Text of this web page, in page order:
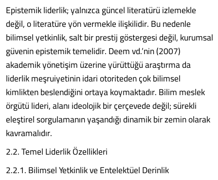
Epistemik liderlik; yalnızca güncel literatürü izlemekle
değil, o literatüre yön vermekle ilişkilidir. Bu nedenle
bilimsel yetkinlik, salt bir prestij göstergesi değil, kurumsal
güvenin epistemik temelidir. Deem vd.’nin (2007)
akademik yönetişim üzerine yürüttüğü araştırma da
liderlik meşruiyetinin idari otoriteden çok bilimsel
kimlikten beslendiğini ortaya koymaktadır. Bilim meslek
örgütü lideri, alanı ideolojik bir çerçevede değil; sürekli
eleştirel sorgulamanın yaşandığı dinamik bir zemin olarak
kavramalıdır.
2.2. Temel Liderlik Özellikleri
2.2.1. Bilimsel Yetkinlik ve Entelektüel Derinlik